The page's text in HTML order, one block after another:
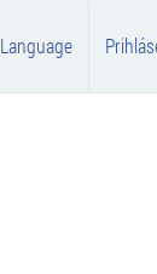
Language